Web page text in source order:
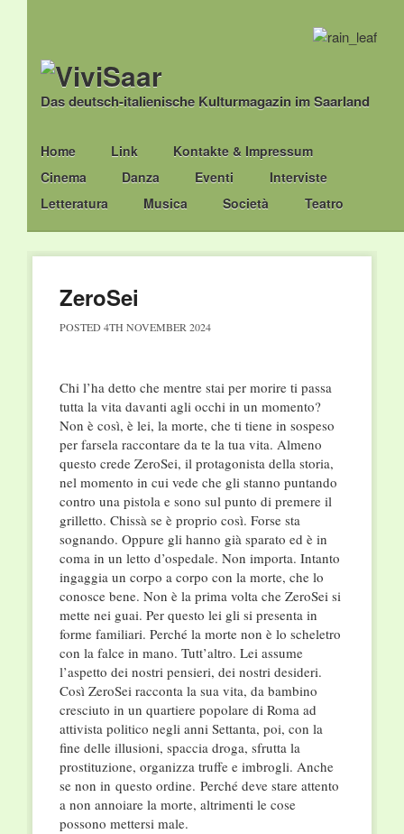
Das deutsch-italienische Kulturmagazin im Saarland
Main menu
Skip
to
content
Home Link
Kontakte & Impressum
Cinema
Danza Eventi
Interviste
Letteratura
Musica Società Teatro
ZeroSei
POSTED 4TH NOVEMBER 2024
Chi l’ha detto che mentre stai per morire ti passa
tutta la vita davanti agli occhi in un momento?
Non è così, è lei, la morte, che ti tiene in sospeso
per farsela raccontare da te la tua vita. Almeno
questo crede ZeroSei, il protagonista della storia,
nel momento in cui vede che gli stanno puntando
contro una pistola e sono sul punto di premere il
grilletto. Chissà se è proprio così. Forse sta
sognando. Oppure gli hanno già sparato ed è in
coma in un letto d’ospedale. Non importa. Intanto
ingaggia un corpo a corpo con la morte, che lo
conosce bene. Non è la prima volta che ZeroSei si
mette nei guai. Per questo lei gli si presenta in
forme familiari. Perché la morte non è lo scheletro
con la falce in mano. Tutt’altro. Lei assume
l’aspetto dei nostri pensieri, dei nostri desideri.
Così ZeroSei racconta la sua vita, da bambino
cresciuto in un quartiere popolare di Roma ad
attivista politico negli anni Settanta, poi, con la
fine delle illusioni, spaccia droga, sfrutta la
prostituzione, organizza truffe e imbrogli. Anche
se non in questo ordine. Perché deve stare attento
a non annoiare la morte, altrimenti le cose
possono mettersi male.